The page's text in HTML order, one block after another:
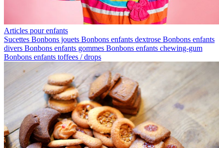
Articles pour enfants
Sucettes Bonbons jouets Bonbons enfants dextrose Bonbons enfants
divers Bonbons enfants gommes Bonbons enfants chewing-gum
Bonbons enfants toffees / drops